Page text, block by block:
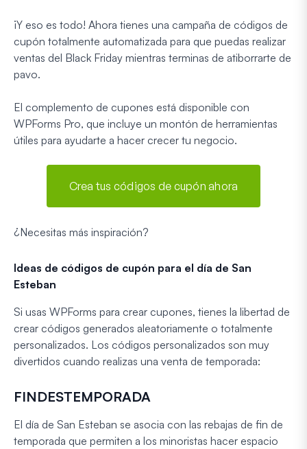
¡Y eso es todo! Ahora tienes una campaña de códigos de
cupón totalmente automatizada para que puedas realizar
ventas del Black Friday mientras terminas de atiborrarte de
pavo.
El complemento de cupones está disponible con
WPForms Pro, que incluye un montón de herramientas
útiles para ayudarte a hacer crecer tu negocio.
Crea tus códigos de cupón ahora
¿Necesitas más inspiración?
Ideas de códigos de cupón para el día de San
Esteban
Si usas WPForms para crear cupones, tienes la libertad de
crear códigos generados aleatoriamente o totalmente
personalizados. Los códigos personalizados son muy
divertidos cuando realizas una venta de temporada:
FINDESTEMPORADA
El día de San Esteban se asocia con las rebajas de fin de
temporada que permiten a los minoristas hacer espacio